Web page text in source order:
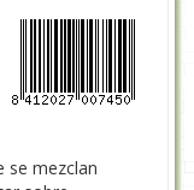
se mezclan